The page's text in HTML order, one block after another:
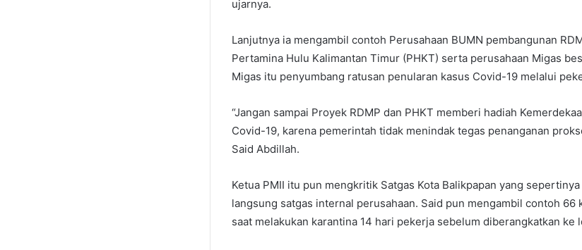
ujarnya.
Lanjutnya ia mengambil contoh Perusahaan BUMN pembangunan
Pertamina Hulu Kalimantan Timur (PHKT) serta perusahaan Migas
Migas itu penyumbang ratusan penularan kasus Covid-19 melalui
“Jangan sampai Proyek RDMP dan PHKT memberi hadiah
Covid-19, karena pemerintah tidak menindak tegas penanganan
Said Abdillah.
Ketua PMII itu pun mengkritik Satgas Kota Balikpapan yang
langsung satgas internal perusahaan. Said pun mengambil contoh 66
saat melakukan karantina 14 hari pekerja sebelum diberangkatkan ke